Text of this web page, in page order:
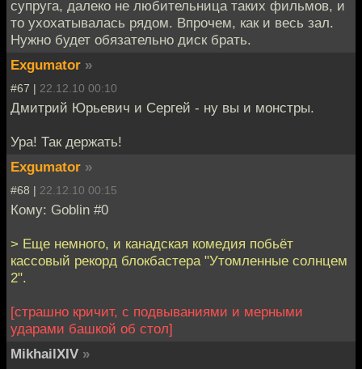
супруга, далеко не любительница таких фильмов, и
то ухохатывалась рядом. Впрочем, как и весь зал.
Нужно будет обязательно диск брать.
Exgumator »
#67 | 22.12.10 00:10
Дмитрий Юрьевич и Сергей - ну вы и монстры.
Ура! Так держать!
Exgumator »
#68 | 22.12.10 00:15
Кому: Goblin #0
> Еще немного, и канадская комедия побьёт
кассовый рекорд блокбастера "Утомленные солнцем
2".
[страшно кричит, с подвываниями и мерными
ударами башкой об стол]
MikhailXIV »